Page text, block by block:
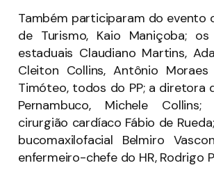
Também participaram do evento
de Turismo, Kaio Maniçoba;
estaduais Claudiano Martins,
Cleiton Collins, Antônio
Timóteo, todos do PP; a diretora
Pernambuco, Michele
cirurgião cardíaco Fábio de
bucomaxilofacial Belmiro
enfermeiro-chefe do HR, Rodrigo